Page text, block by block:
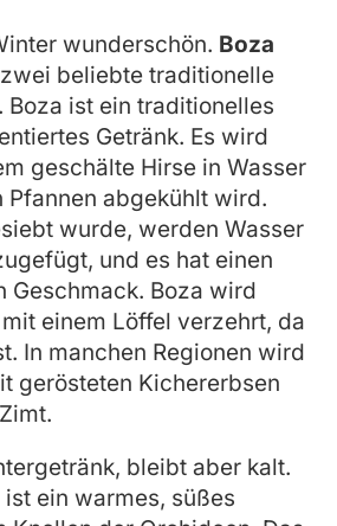
wunderschön. Boza
beliebte traditionelle
Boza ist ein traditionelles
Getränk. Es wird
geschälte Hirse in Wasser
Pfannen abgekühlt wird.
wurde, werden Wasser
und es hat einen
Geschmack. Boza wird
einem Löffel verzehrt, da
In manchen Regionen wird
gerösteten Kichererbsen
bleibt aber kalt.
ein warmes, süßes